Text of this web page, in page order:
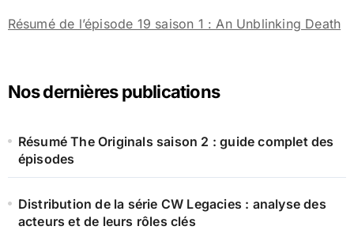
Résumé de l’épisode 19 saison 1 : An Unblinking Death
Nos dernières publications
Résumé The Originals saison 2 : guide complet des
épisodes
Distribution de la série CW Legacies : analyse des
acteurs et de leurs rôles clés